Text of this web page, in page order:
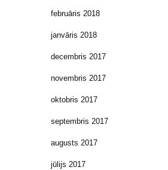
februāris 2018
janvāris 2018
decembris 2017
novembris 2017
oktobris 2017
septembris 2017
augusts 2017
jūlijs 2017